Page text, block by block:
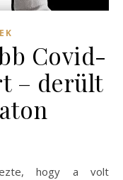
Covid-
– derült